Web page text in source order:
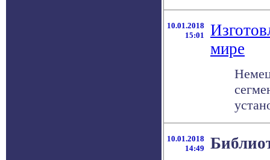
10.01.2018
15:01
мире
10.01.2018
14:49